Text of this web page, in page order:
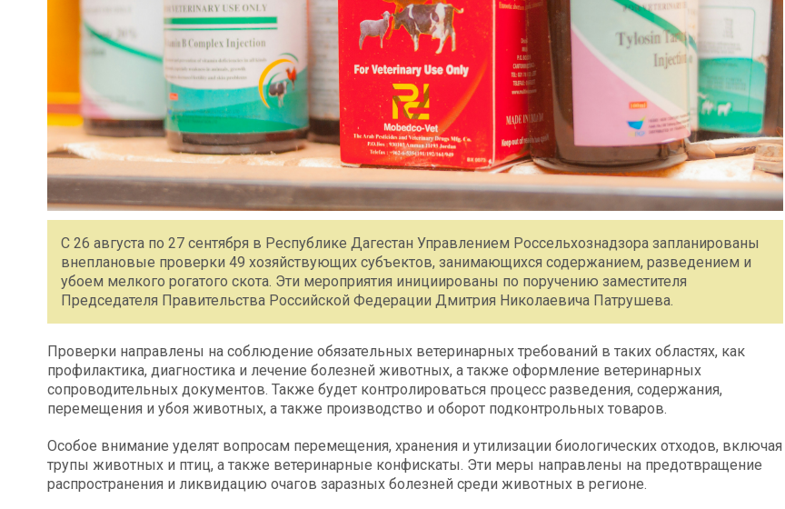
С 26 августа по 27 сентября в Республике Дагестан Управлением Россельхознадзора запланированы
внеплановые проверки 49 хозяйствующих субъектов, занимающихся содержанием, разведением и
убоем мелкого рогатого скота. Эти мероприятия инициированы по поручению заместителя
Председателя Правительства Российской Федерации Дмитрия Николаевича Патрушева.
Проверки направлены на соблюдение обязательных ветеринарных требований в таких областях, как
профилактика, диагностика и лечение болезней животных, а также оформление ветеринарных
сопроводительных документов. Также будет контролироваться процесс разведения, содержания,
перемещения и убоя животных, а также производство и оборот подконтрольных товаров.
Особое внимание уделят вопросам перемещения, хранения и утилизации биологических отходов, включая
трупы животных и птиц, а также ветеринарные конфискаты. Эти меры направлены на предотвращение
распространения и ликвидацию очагов заразных болезней среди животных в регионе.